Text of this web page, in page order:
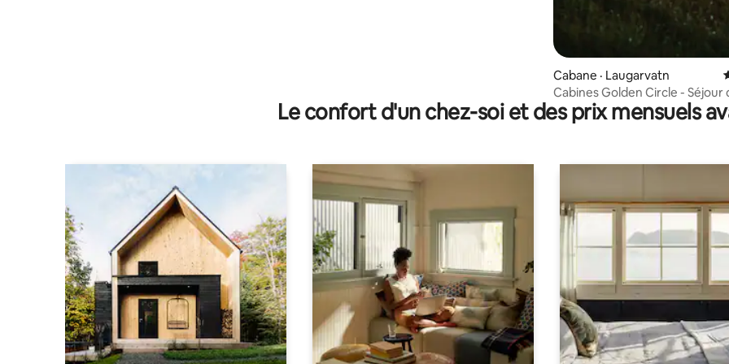
Cabane · Laugarvatn
Cabines Golden Circle - Séjour
Le confort d'un chez-soi et des prix mensuels